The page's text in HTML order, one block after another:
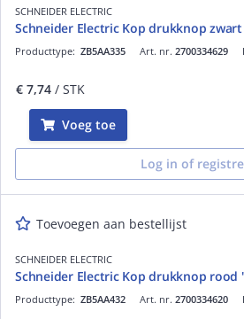
SCHNEIDER ELECTRIC
Schneider Electric Kop drukknop
Art. nr. 2700334629
Producttype: ZB5AA335
€ 7,74 / STK
Voeg toe
Log in of
Toevoegen aan bestellijst
SCHNEIDER ELECTRIC
Schneider Electric Kop drukknop rood
Art. nr. 2700334620
Producttype: ZB5AA432